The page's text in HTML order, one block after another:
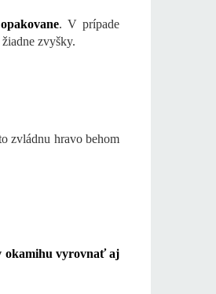
. V prípade
zvyšky.
zvládnu hravo behom
okamihu vyrovnať aj